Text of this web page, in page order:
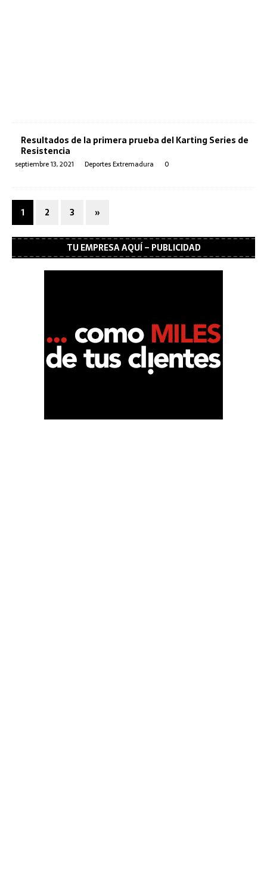
Resultados de la primera prueba del Karting Series de
Resistencia
septiembre 13, 2021 Deportes Extremadura 0
1 2 3 »
TU EMPRESA AQUÍ – PUBLICIDAD